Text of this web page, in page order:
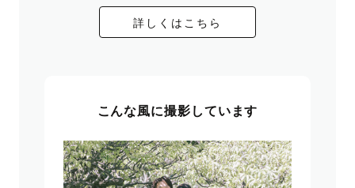
詳しくはこちら
こんな風に撮影しています